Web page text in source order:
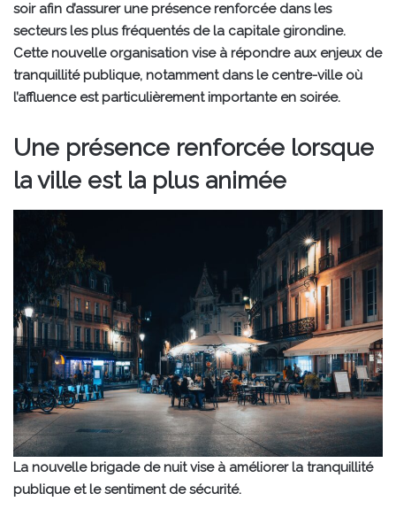
soir afin d’assurer une présence renforcée dans les
secteurs les plus fréquentés de la capitale girondine.
Cette nouvelle organisation vise à répondre aux enjeux de
tranquillité publique, notamment dans le centre-ville où
l’affluence est particulièrement importante en soirée.
Une présence renforcée lorsque
la ville est la plus animée
La nouvelle brigade de nuit vise à améliorer la tranquillité
publique et le sentiment de sécurité.